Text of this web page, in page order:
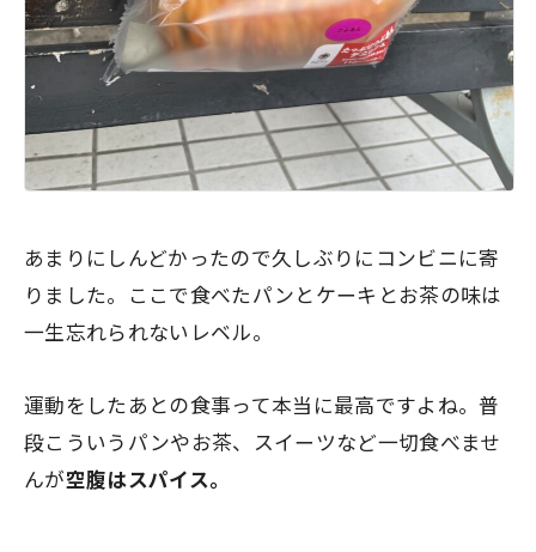
あまりにしんどかったので久しぶりにコンビニに寄
りました。ここで食べたパンとケーキとお茶の味は
一生忘れられないレベル。
運動をしたあとの食事って本当に最高ですよね。普
段こういうパンやお茶、スイーツなど一切食べませ
んが空腹はスパイス。